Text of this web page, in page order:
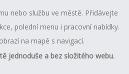
nebo službu ve městě. Přidávejte
polední menu i pracovní nabídky.
na mapě s navigací.
jednoduše a bez složitého webu.